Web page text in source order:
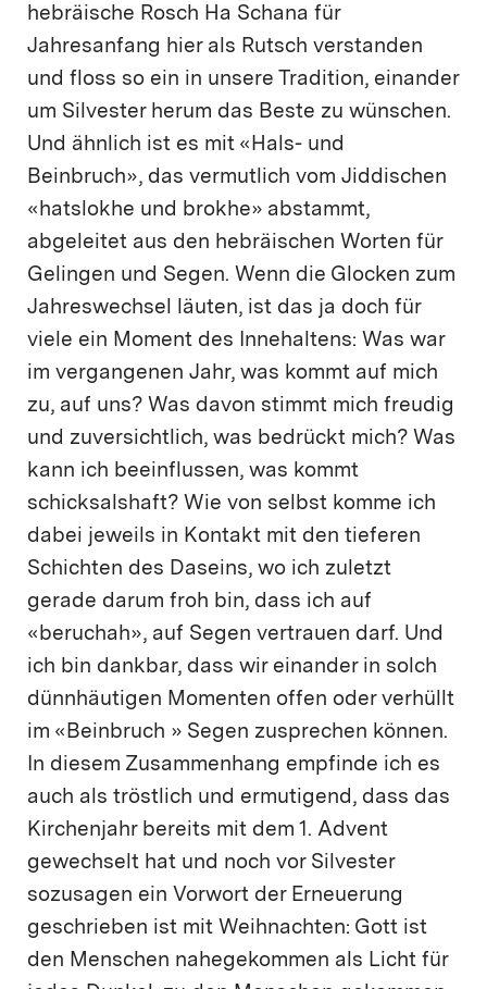
hebräische Rosch Ha Schana für
Jahresanfang hier als Rutsch verstanden
und floss so ein in unsere Tradition, einander
um Silvester herum das Beste zu wünschen.
Und ähnlich ist es mit «Hals- und
Beinbruch», das vermutlich vom Jiddischen
«hatslokhe und brokhe» abstammt,
abgeleitet aus den hebräischen Worten für
Gelingen und Segen. Wenn die Glocken zum
Jahreswechsel läuten, ist das ja doch für
viele ein Moment des Innehaltens: Was war
im vergangenen Jahr, was kommt auf mich
zu, auf uns? Was davon stimmt mich freudig
und zuversichtlich, was bedrückt mich? Was
kann ich beeinflussen, was kommt
schicksalshaft? Wie von selbst komme ich
dabei jeweils in Kontakt mit den tieferen
Schichten des Daseins, wo ich zuletzt
gerade darum froh bin, dass ich auf
«beruchah», auf Segen vertrauen darf. Und
ich bin dankbar, dass wir einander in solch
dünnhäutigen Momenten offen oder verhüllt
im «Beinbruch » Segen zusprechen können.
In diesem Zusammenhang empfinde ich es
auch als tröstlich und ermutigend, dass das
Kirchenjahr bereits mit dem 1. Advent
gewechselt hat und noch vor Silvester
sozusagen ein Vorwort der Erneuerung
geschrieben ist mit Weihnachten: Gott ist
den Menschen nahegekommen als Licht für